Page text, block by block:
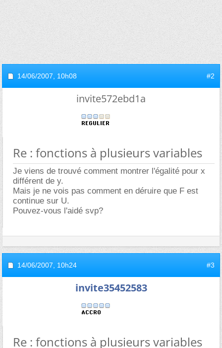
14/06/2007, 10h08 #2
invite572ebd1a
Re : fonctions à plusieurs variables
Je viens de trouvé comment montrer l'égalité pour x
différent de y.
Mais je ne vois pas comment en déruire que F est
continue sur U.
Pouvez-vous l'aidé svp?
14/06/2007, 10h24 #3
invite35452583
Re : fonctions à plusieurs variables